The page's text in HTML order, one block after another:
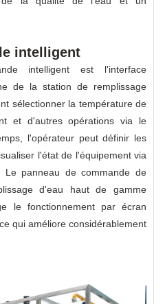
intelligent
intelligent est l'interface
de la station de remplissage
sélectionner la température de
et d'autres opérations via le
l'opérateur peut définir les
l'état de l'équipement via
Le panneau de commande de
d'eau haut de gamme
le fonctionnement par écran
qui améliore considérablement